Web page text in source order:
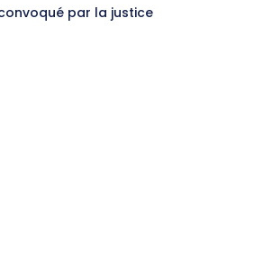
par la justice